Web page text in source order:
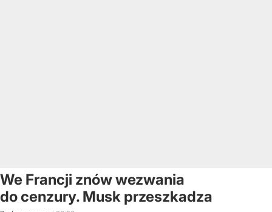
We Francji znów wezwania
do cenzury. Musk przeszkadza